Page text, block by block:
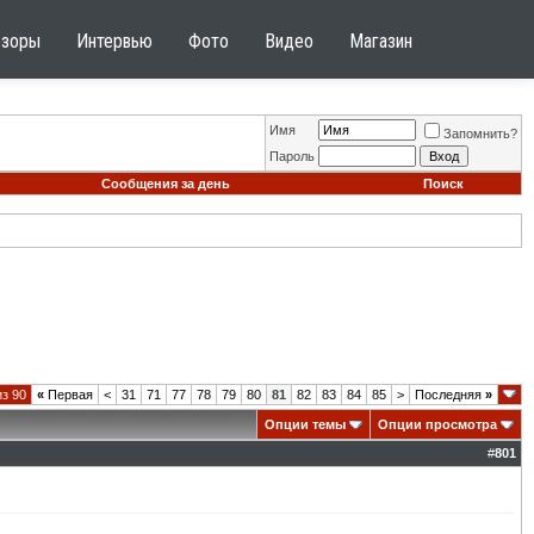
Интервью Фото Видео Магазин
Имя
Запомнить?
Пароль
Сообщения за день Поиск
90 « Первая < 31 71 77 78 79 80 81 82 83 84 85 > Последняя »
Опции темы
Опции просмотра
#801